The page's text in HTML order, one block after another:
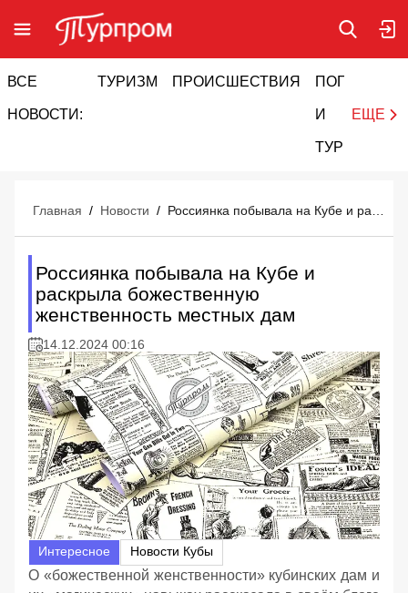
ВСЕ
НОВОСТИ:
ТУРИЗМ ПРОИСШЕСТВИЯ ПОГОДА
И
ТУРИЗМ
ЕЩЕ
Главная / Новости /
Россиянка побывала на Кубе и
раскрыла божественную
женственность местных дам
14.12.2024 00:16
Интересное Новости Кубы
О «божественной женственности» кубинских дам и